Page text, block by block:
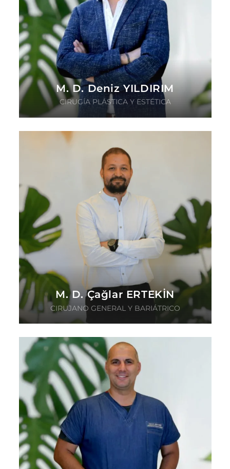
M. D. Deniz YILDIRIM
CIRUGÍA PLÁSTICA Y ESTÉTICA
M. D. Çağlar ERTEKİN
CIRUJANO GENERAL Y BARIÁTRICO